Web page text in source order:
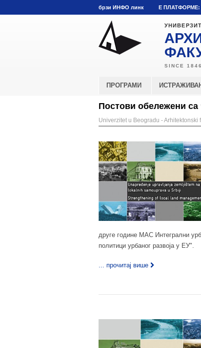
брзи ИНФО линк E ПЛАТФОРМЕ:
ПРОГРАМИ
Постови обележени са
Univerzitet u Beogradu - Arhitektonski
друге године МАС Интегрални
политици урбаног развоја у ЕУ".
... прочитај више